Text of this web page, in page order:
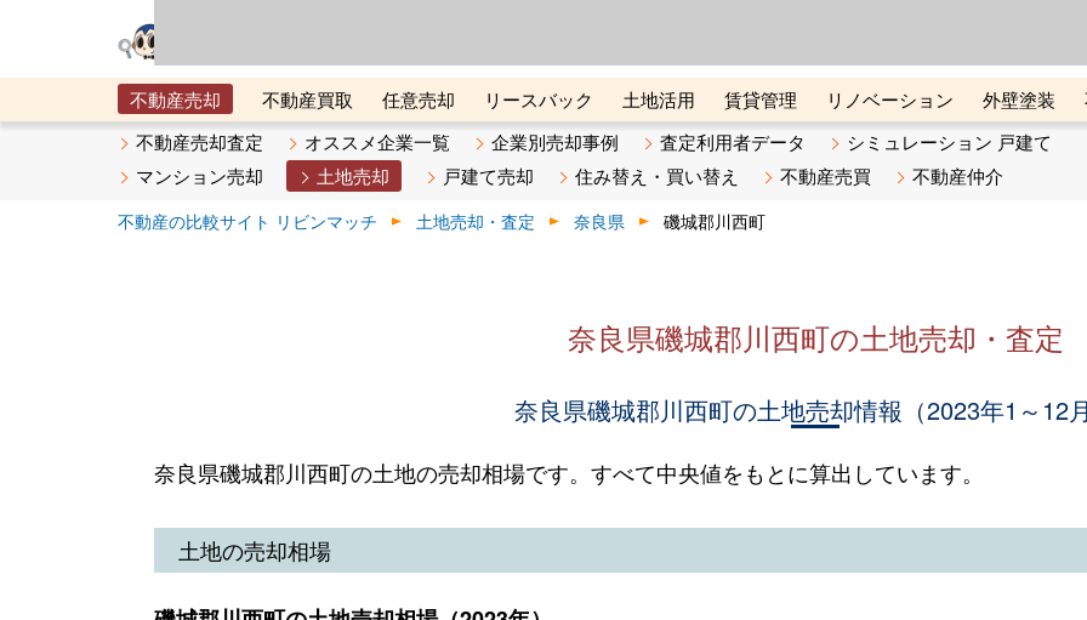
不動産売却 不動産買取 任意売却 リースバック 土地活用 賃貸管理 リノベーション 外壁塗装
メタ住宅展示場
ベスト不動産カンパニー オンライン講座 リビンマガジンBiz 不動産売却ご相談デスク
不動産売却査定 オススメ企業一覧 企業別売却事例 査定利用者データ
シミュレーション 戸建て
マンション売却
土地売却 戸建て売却 住み替え・買い替え 不動産売買 不動産仲介
不動産の比較サイト リビンマッチ 土地売却・査定 奈良県 磯城郡川西町
奈良県磯城郡川西町の土地売却・査定
奈良県磯城郡川西町の土地売却情報（2023年1～12
奈良県磯城郡川西町の土地の売却相場です。すべて中央値をもとに算出しています。
土地の売却相場